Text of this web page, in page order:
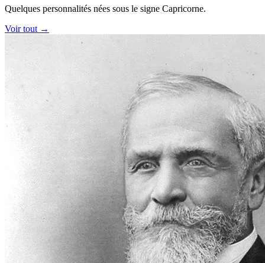
Quelques personnalités nées sous le signe Capricorne.
Voir tout →